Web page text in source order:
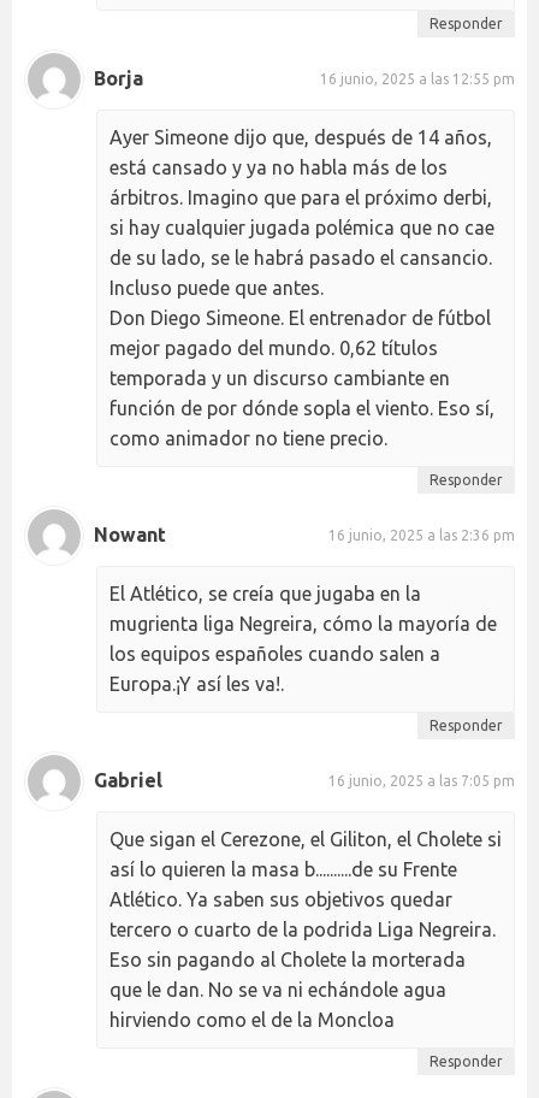
Responder
Borja 16 junio, 2025 a las 12:55 pm
Ayer Simeone dijo que, después de 14 años,
está cansado y ya no habla más de los
árbitros. Imagino que para el próximo derbi,
si hay cualquier jugada polémica que no cae
de su lado, se le habrá pasado el cansancio.
Incluso puede que antes.
Don Diego Simeone. El entrenador de fútbol
mejor pagado del mundo. 0,62 títulos
temporada y un discurso cambiante en
función de por dónde sopla el viento. Eso sí,
como animador no tiene precio.
Responder
Nowant 16 junio, 2025 a las 2:36 pm
El Atlético, se creía que jugaba en la
mugrienta liga Negreira, cómo la mayoría de
los equipos españoles cuando salen a
Europa.¡Y así les va!.
Responder
Gabriel 16 junio, 2025 a las 7:05 pm
Que sigan el Cerezone, el Giliton, el Cholete si
así lo quieren la masa b..........de su Frente
Atlético. Ya saben sus objetivos quedar
tercero o cuarto de la podrida Liga Negreira.
Eso sin pagando al Cholete la morterada
que le dan. No se va ni echándole agua
hirviendo como el de la Moncloa
Responder